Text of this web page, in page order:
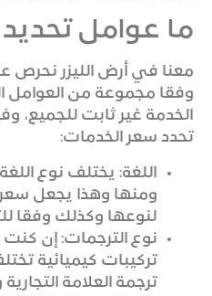
ما عوامل
معنا في أرض الليزر نحرص
وفقا مجموعة من العوامل
الخدمة غير ثابت للجميع،
تحدد سعر الخدمات:
اللغة: يختلف نوع
ومنها وهذا يجعل
لنوعها وكذلك وفقا
نوع الترجمات: إن
تركيبات كيميائية
ترجمة العلامة